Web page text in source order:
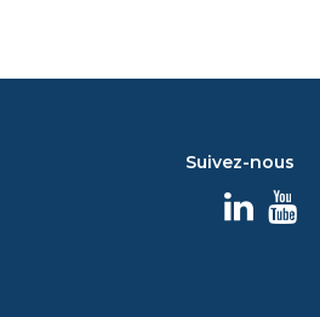
Suivez-nous